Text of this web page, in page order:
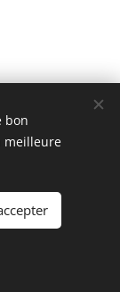
RIVIÈRES
57 43
bon
meilleure